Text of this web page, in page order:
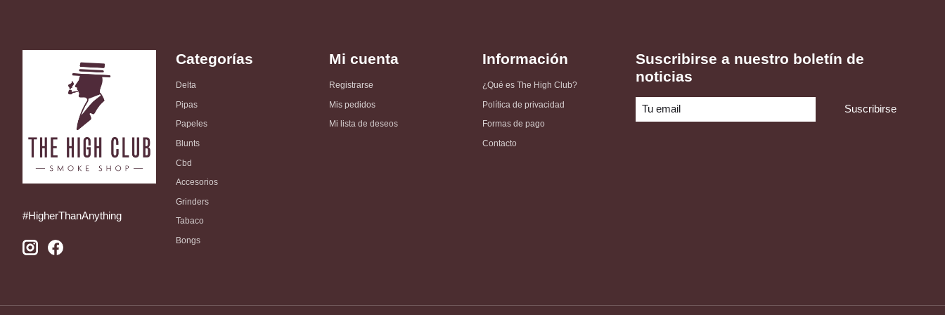
#HigherThanAnything
Categorías
Delta
Pipas
Papeles
Blunts
Cbd
Accesorios
Grinders
Tabaco
Bongs
Mi cuenta
Registrarse
Mis pedidos
Mi lista de deseos
Información
¿Qué es The High Club?
Política de privacidad
Formas de pago
Contacto
Suscribirse a nuestro boletín de
noticias
Suscribirse